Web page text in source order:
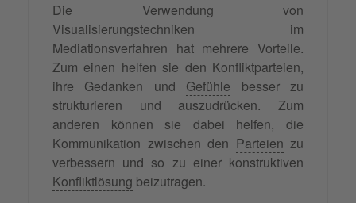
Die Verwendung von
Visualisierungstechniken im
Mediationsverfahren hat mehrere Vorteile.
Zum einen helfen sie den Konfliktparteien,
ihre Gedanken und Gefühle besser zu
strukturieren und auszudrücken. Zum
anderen können sie dabei helfen, die
Kommunikation zwischen den Parteien zu
verbessern und so zu einer konstruktiven
Konfliktlösung beizutragen.